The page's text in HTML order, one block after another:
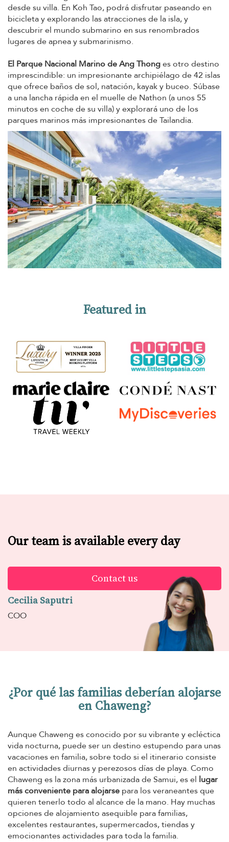
desde su villa. En Koh Tao, podrá disfrutar paseando en
bicicleta y explorando las atracciones de la isla, y
descubrir el mundo submarino en sus renombrados
lugares de apnea y submarinismo.
El Parque Nacional Marino de Ang Thonges otro destino
imprescindible: un impresionante archipiélago de 42 islas
que ofrece baños de sol, natación, kayak y buceo. Súbase
a una lancha rápida en el muelle de Nathon (a unos 55
minutos en coche de su villa) y explorará uno de los
parques marinos más impresionantes de Tailandia.
Featured in
Our team is available every day
Contact us
Cecilia Saputri
COO
¿Por qué las familias deberían alojarse
en Chaweng?
Aunque Chaweng es conocido por su vibrante y ecléctica
vida nocturna, puede ser un destino estupendo para unas
vacaciones en familia, sobre todo si el itinerario consiste
en actividades diurnas y perezosos días de playa. Como
Chaweng es la zona más urbanizada de Samui, es el lugar
más conveniente para alojarse para los veraneantes que
quieren tenerlo todo al alcance de la mano. Hay muchas
opciones de alojamiento asequible para familias,
excelentes restaurantes, supermercados, tiendas y
emocionantes actividades para toda la familia.